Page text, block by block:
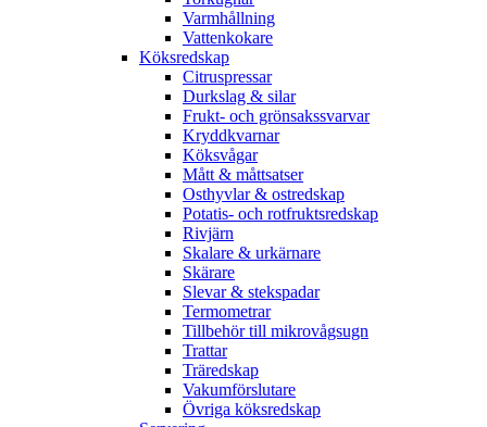
Varmhållning
Vattenkokare
Köksredskap
Citruspressar
Durkslag & silar
Frukt- och grönsakssvarvar
Kryddkvarnar
Köksvågar
Mått & måttsatser
Osthyvlar & ostredskap
Potatis- och rotfruktsredskap
Rivjärn
Skalare & urkärnare
Skärare
Slevar & stekspadar
Termometrar
Tillbehör till mikrovågsugn
Trattar
Träredskap
Vakumförslutare
Övriga köksredskap